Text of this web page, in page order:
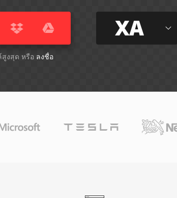
สูงสุด หรือ ลงชื่อ
XA